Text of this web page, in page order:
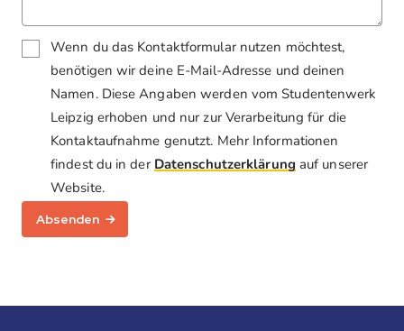
Wenn du das Kontaktformular nutzen möchtest,
benötigen wir deine E-Mail-Adresse und deinen
Namen. Diese Angaben werden vom Studentenwerk
Leipzig erhoben und nur zur Verarbeitung für die
Kontaktaufnahme genutzt. Mehr Informationen
findest du in der Datenschutzerklärung auf unserer
Website.
Absenden